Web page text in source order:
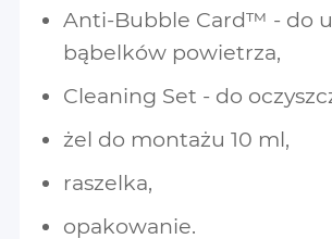
Anti-Bubble Card™ - do
bąbelków powietrza,
Cleaning Set - do
żel do montażu 10 ml,
raszelka,
opakowanie.